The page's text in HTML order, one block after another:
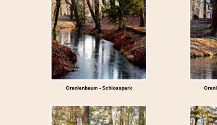
Oranienbaum - Schlosspark